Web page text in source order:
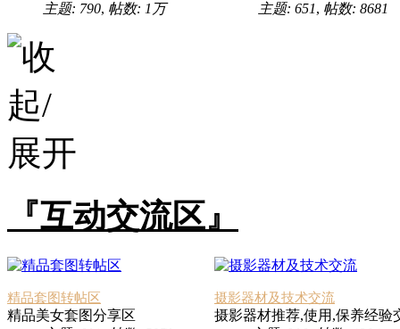
主题: 790, 帖数: 1万
主题: 651, 帖数: 8681
『互动交流区』
精品套图转帖区
精品美女套图分享区
摄影器材及技术交流
摄影器材推荐,使用,保养经验